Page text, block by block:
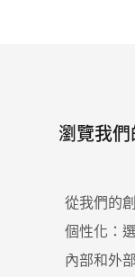
瀏覽我
從我們的
個性化：
內部和外